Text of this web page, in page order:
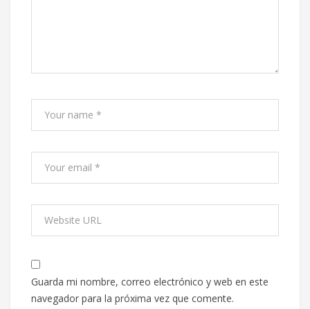
Guarda mi nombre, correo electrónico y web en este
navegador para la próxima vez que comente.